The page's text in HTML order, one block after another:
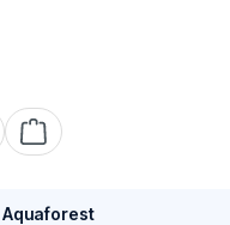
Warenkorb enthält 0
Aquaforest